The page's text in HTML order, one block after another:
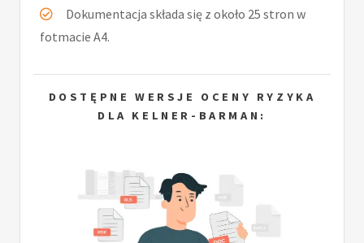
Dokumentacja składa się z około 25 stron w
fotmacie A4.
DOSTĘPNE WERSJE OCENY RYZYKA
DLA KELNER-BARMAN: